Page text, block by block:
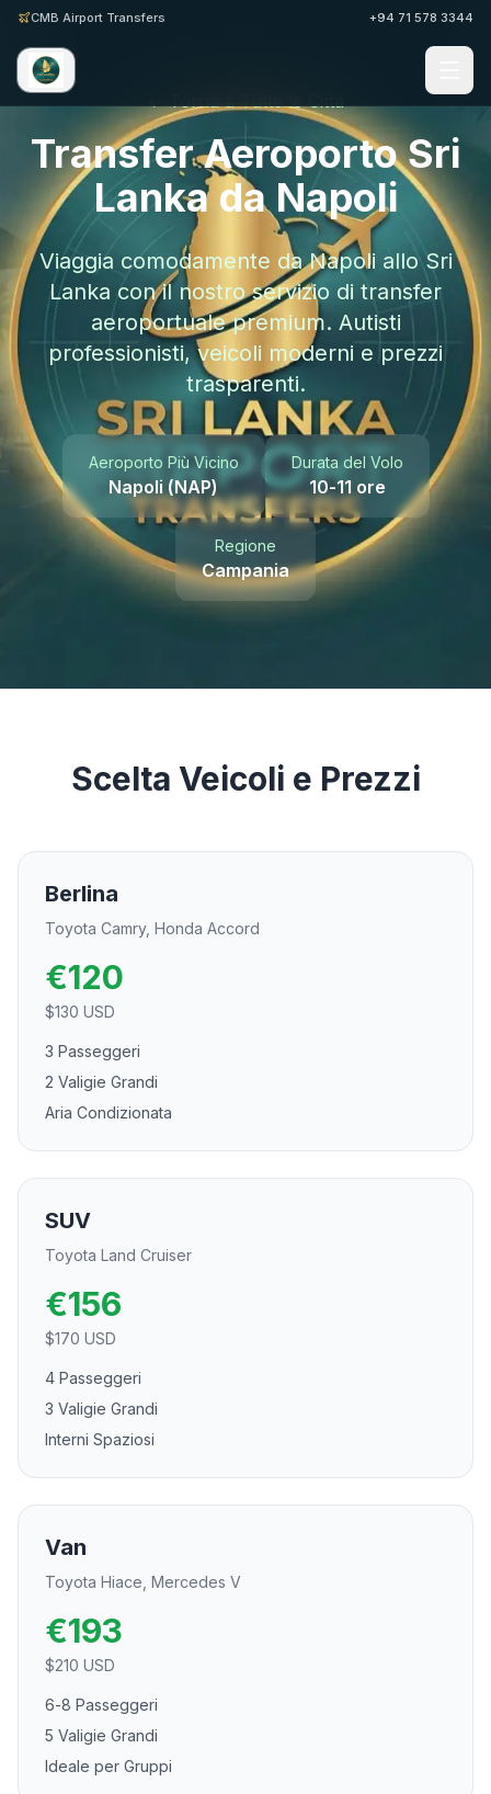
CMB Airport Transfers +94 71 578 3344
Instant WhatsApp Quote
Explore Tours & Day Trips
← Torna a Tutte le Città
Transfer Aeroporto Sri
Lanka da Napoli
Viaggia comodamente da Napoli allo Sri
Lanka con il nostro servizio di transfer
aeroportuale premium. Autisti
professionisti, veicoli moderni e prezzi
trasparenti.
Aeroporto Più Vicino
Napoli (NAP)
Durata del Volo
10-11 ore
Regione
Campania
Scelta Veicoli e Prezzi
Berlina
Toyota Camry, Honda Accord
€120
$130 USD
3 Passeggeri
2 Valigie Grandi
Aria Condizionata
SUV
Toyota Land Cruiser
€156
$170 USD
4 Passeggeri
3 Valigie Grandi
Interni Spaziosi
Van
Toyota Hiace, Mercedes V
€193
$210 USD
6-8 Passeggeri
5 Valigie Grandi
Ideale per Gruppi